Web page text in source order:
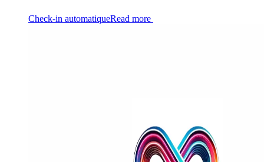
Check-in automatiqueRead more